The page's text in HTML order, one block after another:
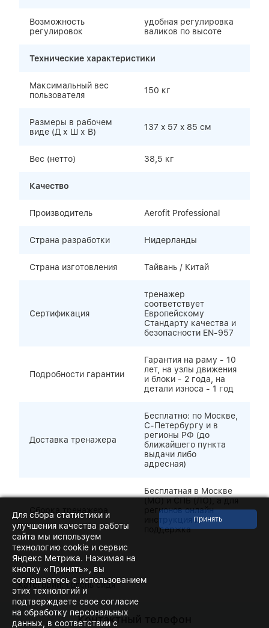
Возможность
регулировок
удобная регулировка
валиков по высоте
Технические характеристики
Максимальный вес
пользователя
150 кг
Размеры в рабочем
виде (Д х Ш х В)
137 x 57 x 85 cм
Вес (нетто) 38,5 кг
Качество
Производитель Aerofit Professional
Страна разработки Нидерланды
Страна изготовления Тайвань / Китай
Сертификация
тренажер
соответствует
Европейскому
Стандарту качества и
безопасности EN-957
Подробности гарантии
Гарантия на раму - 10
лет, на узлы движения
и блоки - 2 года, на
детали износа - 1 год
Доставка тренажера
Бесплатно: по Москве,
С-Петербургу и в
регионы РФ (до
ближайшего пункта
выдачи либо
адресная)
Сборка тренажера
Бесплатная в Москве
(МО) и СПБ (ЛО), а для
регионов онлайн
инструкция и
поддержка
Категории:Голень сидя
Контактный телефон
Для сбора статистики и
улучшения качества работы
сайта мы используем
технологию cookie и сервис
Яндекс Метрика. Нажимая на
кнопку «Принять», вы
соглашаетесь с использованием
этих технологий и
подтверждаете свое согласие
на обработку персональных
данных, в соответствии с